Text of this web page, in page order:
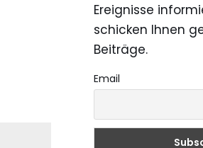
Ereignisse
schicken Ihnen
Beiträge.
Email